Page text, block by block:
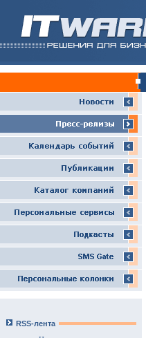
RSS-лента